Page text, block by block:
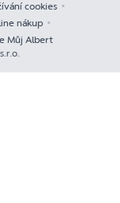
cookies
nákup
Můj Albert